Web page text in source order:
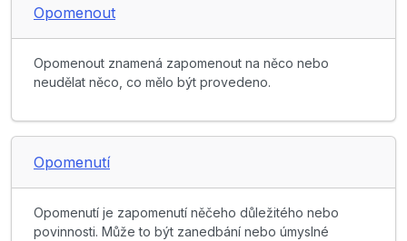
Opomenout
Opomenout znamená zapomenout na něco nebo
neudělat něco, co mělo být provedeno.
Opomenutí
Opomenutí je zapomenutí něčeho důležitého nebo
povinnosti. Může to být zanedbání nebo úmyslné